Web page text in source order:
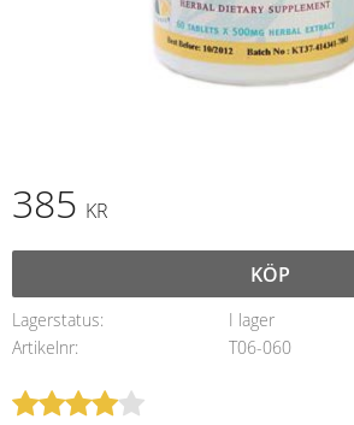
385 KR
KÖP
Lagerstatus
I lager
Artikelnr
T06-060